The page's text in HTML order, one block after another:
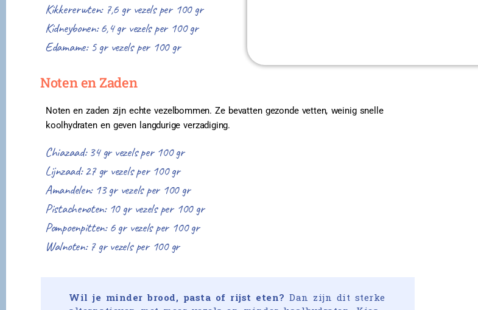
Kikkererwten: 7,6 gr vezels per 100 gr
Kidneybonen: 6,4 gr vezels per 100 gr
Edamame: 5 gr vezels per 100 gr
Noten en Zaden
Noten en zaden zijn echte vezelbommen. Ze bevatten gezonde vetten, weinig snelle
koolhydraten en geven langdurige verzadiging.
Chiazaad: 34 gr vezels per 100 gr
Lijnzaad: 27 gr vezels per 100 gr
Amandelen: 13 gr vezels per 100 gr
Pistachenoten: 10 gr vezels per 100 gr
Pompoenpitten: 6 gr vezels per 100 gr
Walnoten: 7 gr vezels per 100 gr
Wil je minder brood, pasta of rijst eten? Dan zijn dit sterke